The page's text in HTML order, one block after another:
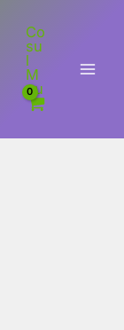
Co
su
l
M
eu